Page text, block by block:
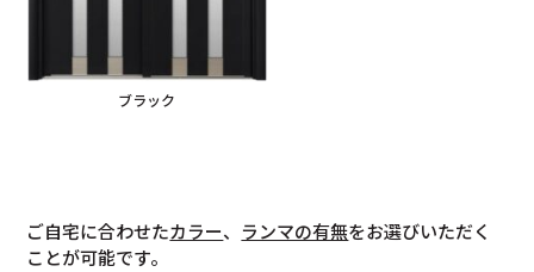
ブラック
ご自宅に合わせたカラー、 ランマの有無をお選びいただく
ことが可能です。